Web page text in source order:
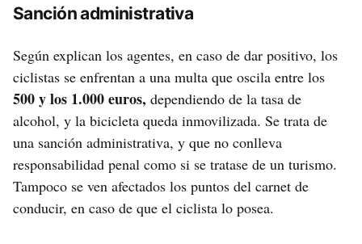
Sanción administrativa
Según explican los agentes, en caso de dar positivo, los
ciclistas se enfrentan a una multa que oscila entre los
500 y los 1.000 euros, dependiendo de la tasa de
alcohol, y la bicicleta queda inmovilizada. Se trata de
una sanción administrativa, y que no conlleva
responsabilidad penal como si se tratase de un turismo.
Tampoco se ven afectados los puntos del carnet de
conducir, en caso de que el ciclista lo posea.